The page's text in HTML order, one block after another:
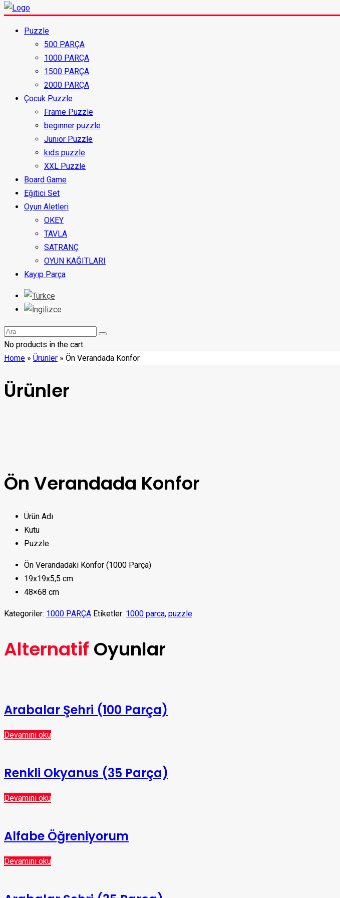
Puzzle
500 PARÇA
1000 PARÇA
1500 PARÇA
2000 PARÇA
Çocuk Puzzle
Frame Puzzle
begınner puzzle
Junıor Puzzle
kıds puzzle
XXL Puzzle
Board Game
Eğitici Set
Oyun Aletleri
OKEY
TAVLA
SATRANÇ
OYUN KAĞITLARI
Kayıp Parça
No products in the cart.
Home » Ürünler » Ön Verandada Konfor
Ürünler
Ön Verandada Konfor
Ürün Adı
Kutu
Puzzle
Ön Verandadaki Konfor (1000 Parça)
19x19x5,5 cm
48×68 cm
Kategoriler: 1000 PARÇA Etiketler: 1000 parca, puzzle
Alternatif Oyunlar
Arabalar Şehri (100 Parça)
Devamını oku
Renkli Okyanus (35 Parça)
Devamını oku
Alfabe Öğreniyorum
Devamını oku